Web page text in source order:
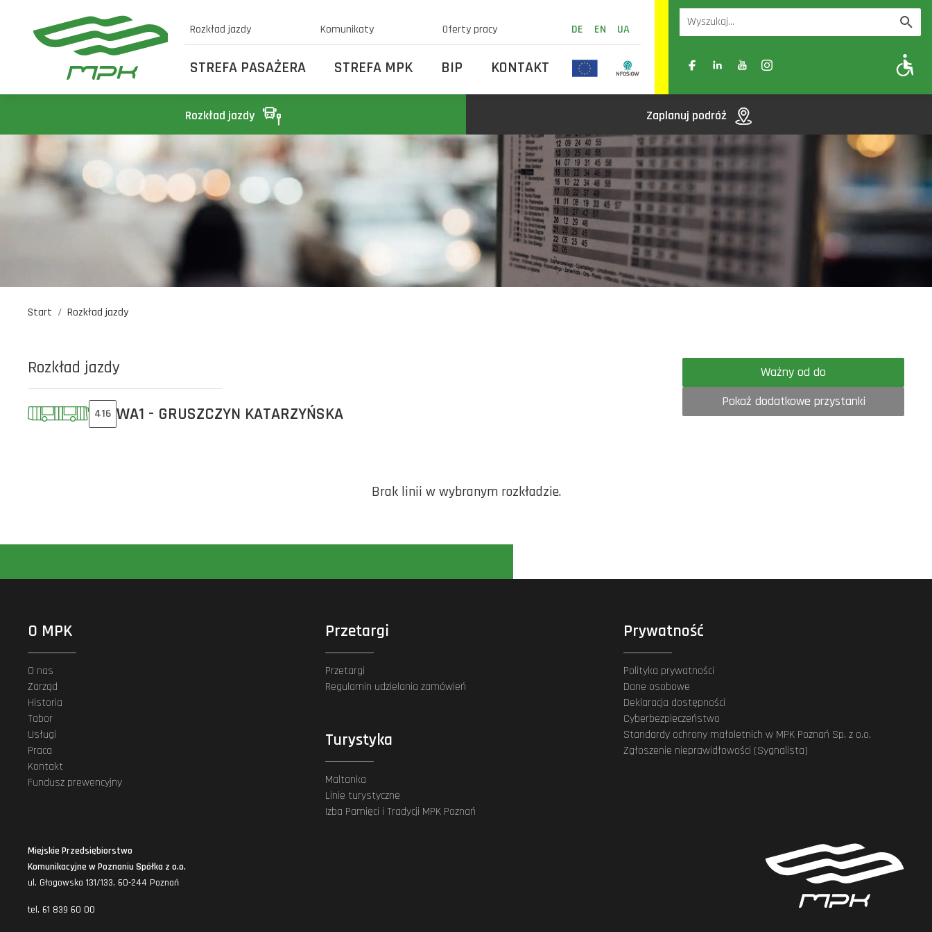
Rozkład jazdy Komunikaty Oferty pracy DE EN UA
STREFA PASAŻERA STREFA MPK BIP KONTAKT A- A A+
Rozkład jazdy Zaplanuj podróż
Start Rozkład jazdy
Rozkład jazdy
416 WA1 - GRUSZCZYN KATARZYŃSKA
Ważny od do
Pokaż dodatkowe przystanki
Brak linii w wybranym rozkładzie.
O MPK
O nas
Zarząd
Historia
Tabor
Usługi
Praca
Kontakt
Fundusz prewencyjny
Przetargi
Przetargi
Regulamin udzielania zamówień
Turystyka
Maltanka
Linie turystyczne
Izba Pamięci i Tradycji MPK Poznań
Prywatność
Polityka prywatności
Dane osobowe
Deklaracja dostępności
Cyberbezpieczeństwo
Standardy ochrony małoletnich w MPK Poznań Sp. z o.o.
Zgłoszenie nieprawidłowości (Sygnalista)
Miejskie Przedsiębiorstwo
Komunikacyjne w Poznaniu Spółka z o.o.
ul. Głogowska 131/133, 60-244 Poznań
tel. 61 839 60 00